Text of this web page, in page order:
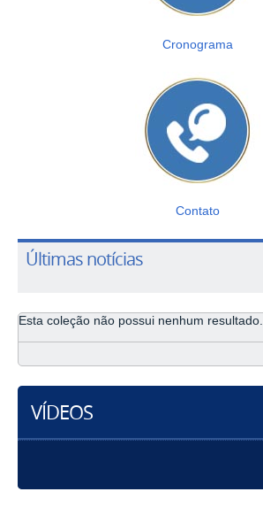
Cronograma
Contato
Últimas notícias
Esta coleção não possui nenhum resultado.
VÍDEOS